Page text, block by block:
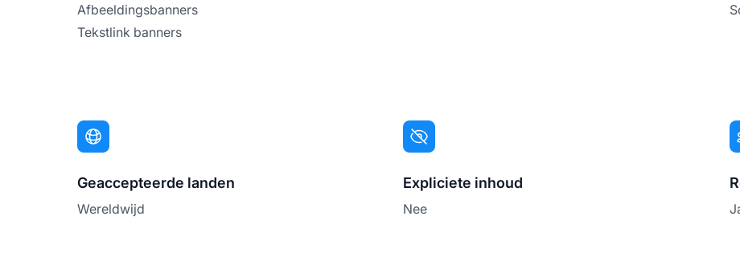
Afbeeldingsbanners
Tekstlink banners
Geaccepteerde landen
Wereldwijd
Expliciete inhoud
Nee